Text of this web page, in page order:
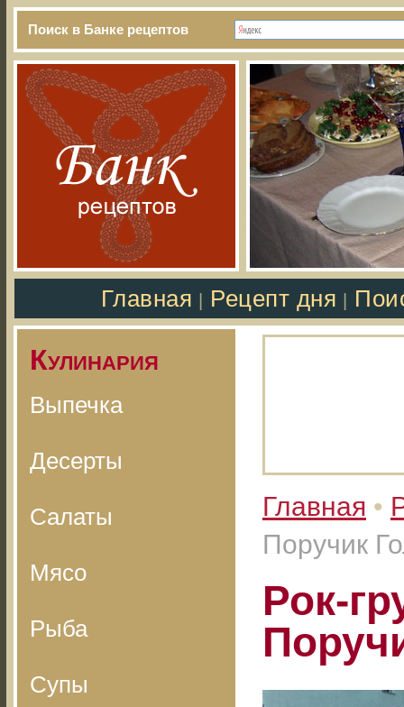
Поиск в Банке рецептов
Главная Рецепт дня
Кулинария
Выпечка
Десерты
Салаты
Мясо
Рыба
Супы
Главная •
Поручик
Рок-